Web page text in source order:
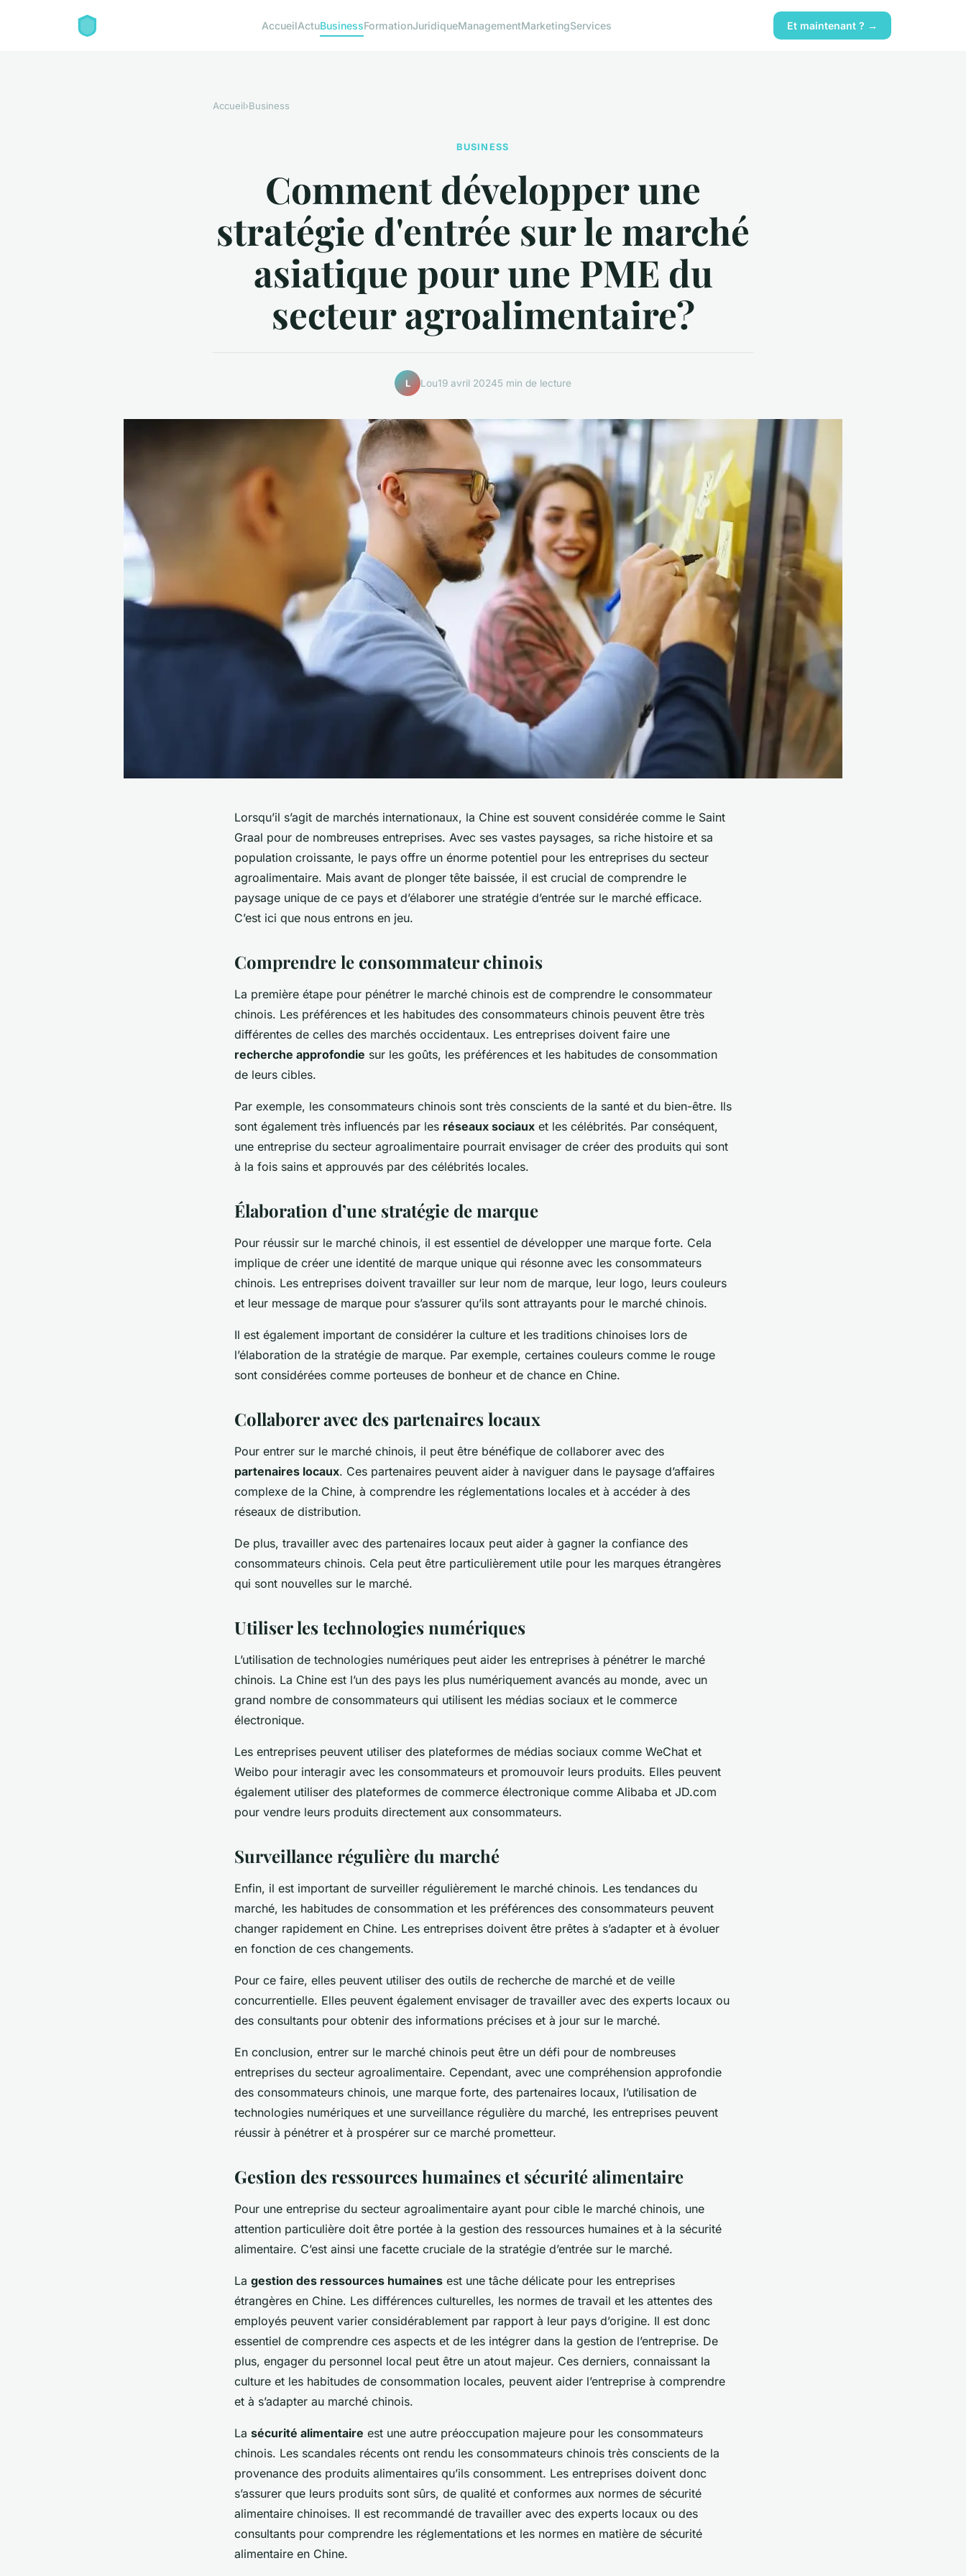
AccueilActuBusinessFormationJuridiqueManagementMarketingServices Et maintenant ? →
Accueil›Business
BUSINESS
Comment développer une
stratégie d'entrée sur le marché
asiatique pour une PME du
secteur agroalimentaire?
L Lou19 avril 20245 min de lecture
Lorsqu’il s’agit de marchés internationaux, la Chine est souvent considérée comme le Saint
Graal pour de nombreuses entreprises. Avec ses vastes paysages, sa riche histoire et sa
population croissante, le pays offre un énorme potentiel pour les entreprises du secteur
agroalimentaire. Mais avant de plonger tête baissée, il est crucial de comprendre le
paysage unique de ce pays et d’élaborer une stratégie d’entrée sur le marché efficace.
C’est ici que nous entrons en jeu.
Comprendre le consommateur chinois
La première étape pour pénétrer le marché chinois est de comprendre le consommateur
chinois. Les préférences et les habitudes des consommateurs chinois peuvent être très
différentes de celles des marchés occidentaux. Les entreprises doivent faire une
recherche approfondie sur les goûts, les préférences et les habitudes de consommation
de leurs cibles.
Par exemple, les consommateurs chinois sont très conscients de la santé et du bien-être. Ils
sont également très influencés par les réseaux sociaux et les célébrités. Par conséquent,
une entreprise du secteur agroalimentaire pourrait envisager de créer des produits qui sont
à la fois sains et approuvés par des célébrités locales.
Élaboration d’une stratégie de marque
Pour réussir sur le marché chinois, il est essentiel de développer une marque forte. Cela
implique de créer une identité de marque unique qui résonne avec les consommateurs
chinois. Les entreprises doivent travailler sur leur nom de marque, leur logo, leurs couleurs
et leur message de marque pour s’assurer qu’ils sont attrayants pour le marché chinois.
Il est également important de considérer la culture et les traditions chinoises lors de
l’élaboration de la stratégie de marque. Par exemple, certaines couleurs comme le rouge
sont considérées comme porteuses de bonheur et de chance en Chine.
Collaborer avec des partenaires locaux
Pour entrer sur le marché chinois, il peut être bénéfique de collaborer avec des
partenaires locaux. Ces partenaires peuvent aider à naviguer dans le paysage d’affaires
complexe de la Chine, à comprendre les réglementations locales et à accéder à des
réseaux de distribution.
De plus, travailler avec des partenaires locaux peut aider à gagner la confiance des
consommateurs chinois. Cela peut être particulièrement utile pour les marques étrangères
qui sont nouvelles sur le marché.
Utiliser les technologies numériques
L’utilisation de technologies numériques peut aider les entreprises à pénétrer le marché
chinois. La Chine est l’un des pays les plus numériquement avancés au monde, avec un
grand nombre de consommateurs qui utilisent les médias sociaux et le commerce
électronique.
Les entreprises peuvent utiliser des plateformes de médias sociaux comme WeChat et
Weibo pour interagir avec les consommateurs et promouvoir leurs produits. Elles peuvent
également utiliser des plateformes de commerce électronique comme Alibaba et JD.com
pour vendre leurs produits directement aux consommateurs.
Surveillance régulière du marché
Enfin, il est important de surveiller régulièrement le marché chinois. Les tendances du
marché, les habitudes de consommation et les préférences des consommateurs peuvent
changer rapidement en Chine. Les entreprises doivent être prêtes à s’adapter et à évoluer
en fonction de ces changements.
Pour ce faire, elles peuvent utiliser des outils de recherche de marché et de veille
concurrentielle. Elles peuvent également envisager de travailler avec des experts locaux ou
des consultants pour obtenir des informations précises et à jour sur le marché.
En conclusion, entrer sur le marché chinois peut être un défi pour de nombreuses
entreprises du secteur agroalimentaire. Cependant, avec une compréhension approfondie
des consommateurs chinois, une marque forte, des partenaires locaux, l’utilisation de
technologies numériques et une surveillance régulière du marché, les entreprises peuvent
réussir à pénétrer et à prospérer sur ce marché prometteur.
Gestion des ressources humaines et sécurité alimentaire
Pour une entreprise du secteur agroalimentaire ayant pour cible le marché chinois, une
attention particulière doit être portée à la gestion des ressources humaines et à la sécurité
alimentaire. C’est ainsi une facette cruciale de la stratégie d’entrée sur le marché.
La gestion des ressources humaines est une tâche délicate pour les entreprises
étrangères en Chine. Les différences culturelles, les normes de travail et les attentes des
employés peuvent varier considérablement par rapport à leur pays d’origine. Il est donc
essentiel de comprendre ces aspects et de les intégrer dans la gestion de l’entreprise. De
plus, engager du personnel local peut être un atout majeur. Ces derniers, connaissant la
culture et les habitudes de consommation locales, peuvent aider l’entreprise à comprendre
et à s’adapter au marché chinois.
La sécurité alimentaire est une autre préoccupation majeure pour les consommateurs
chinois. Les scandales récents ont rendu les consommateurs chinois très conscients de la
provenance des produits alimentaires qu’ils consomment. Les entreprises doivent donc
s’assurer que leurs produits sont sûrs, de qualité et conformes aux normes de sécurité
alimentaire chinoises. Il est recommandé de travailler avec des experts locaux ou des
consultants pour comprendre les réglementations et les normes en matière de sécurité
alimentaire en Chine.